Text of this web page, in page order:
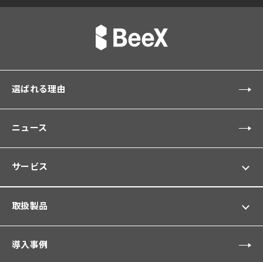
選ばれる理由
ニュース
サービス
取扱製品
導入事例